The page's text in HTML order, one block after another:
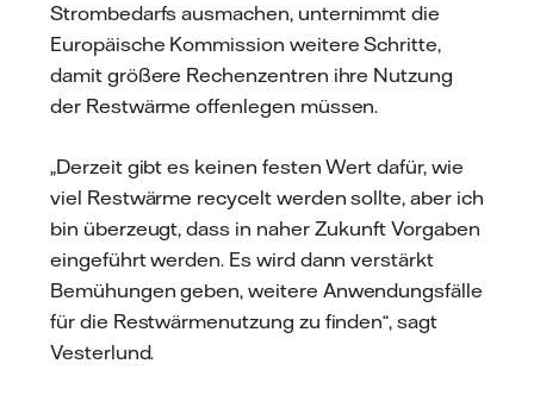
Strombedarfs ausmachen, unternimmt die
Europäische Kommission weitere Schritte,
damit größere Rechenzentren ihre Nutzung
der Restwärme offenlegen müssen.
„Derzeit gibt es keinen festen Wert dafür, wie
viel Restwärme recycelt werden sollte, aber ich
bin überzeugt, dass in naher Zukunft Vorgaben
eingeführt werden. Es wird dann verstärkt
Bemühungen geben, weitere Anwendungsfälle
für die Restwärmenutzung zu finden“, sagt
Vesterlund.